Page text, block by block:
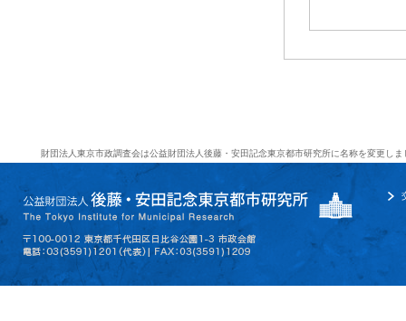
財団法人東京市政調査会は公益財団法人後藤・安田記念東京都市研究所に名称を変更しま